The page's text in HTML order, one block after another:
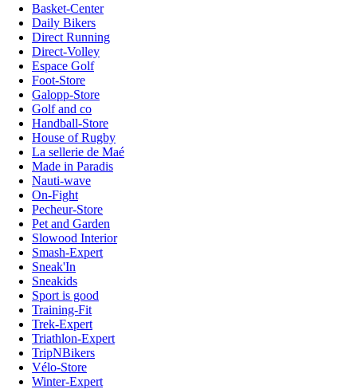
Basket-Center
Daily Bikers
Direct Running
Direct-Volley
Espace Golf
Foot-Store
Galopp-Store
Golf and co
Handball-Store
House of Rugby
La sellerie de Maé
Made in Paradis
Nauti-wave
On-Fight
Pecheur-Store
Pet and Garden
Slowood Interior
Smash-Expert
Sneak'In
Sneakids
Sport is good
Training-Fit
Trek-Expert
Triathlon-Expert
TripNBikers
Vélo-Store
Winter-Expert